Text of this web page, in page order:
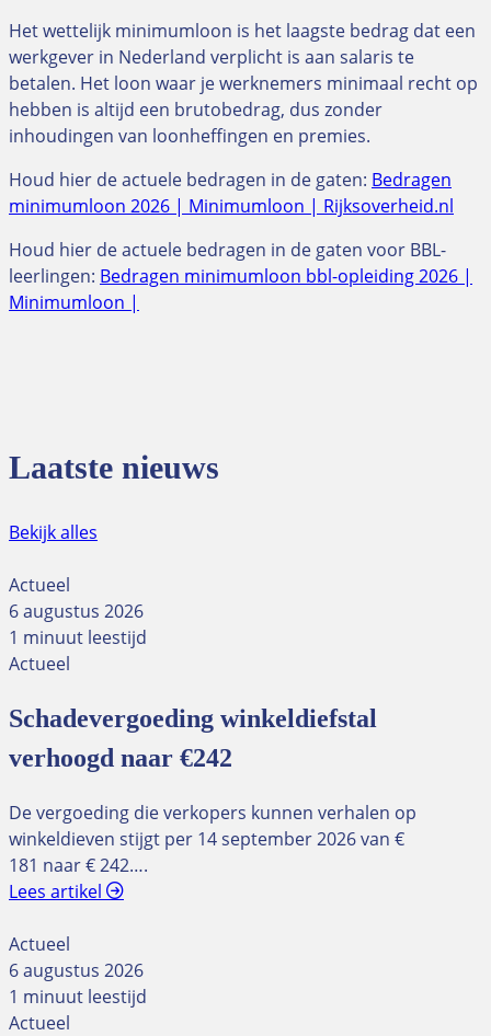
Het wettelijk minimumloon is het laagste bedrag dat een
werkgever in Nederland verplicht is aan salaris te
betalen. Het loon waar je werknemers minimaal recht op
hebben is altijd een brutobedrag, dus zonder
inhoudingen van loonheffingen en premies.
Houd hier de actuele bedragen in de gaten: Bedragen
minimumloon 2026 | Minimumloon | Rijksoverheid.nl
Houd hier de actuele bedragen in de gaten voor BBL-
leerlingen: Bedragen minimumloon bbl-opleiding 2026 |
Minimumloon |
Laatste nieuws
Bekijk alles
Actueel
6 augustus 2026
1 minuut leestijd
Actueel
Schadevergoeding winkeldiefstal
verhoogd naar €242
De vergoeding die verkopers kunnen verhalen op
winkeldieven stijgt per 14 september 2026 van €
181 naar € 242….
Lees artikel
Actueel
6 augustus 2026
1 minuut leestijd
Actueel